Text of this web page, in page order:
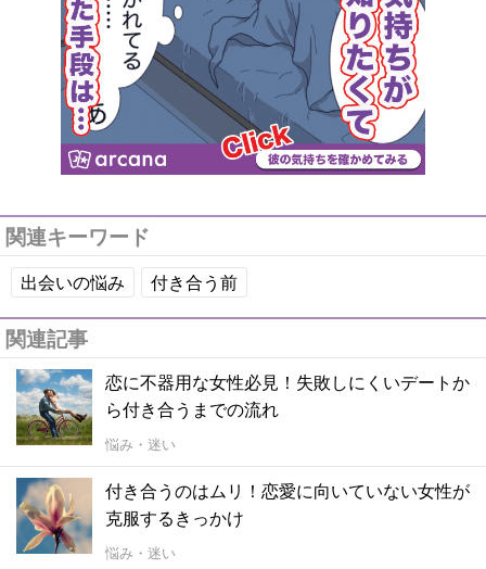
関連キーワード
出会いの悩み 付き合う前
関連記事
恋に不器用な女性必見！失敗しにくいデートか
ら付き合うまでの流れ
悩み・迷い
付き合うのはムリ！恋愛に向いていない女性が
克服するきっかけ
悩み・迷い